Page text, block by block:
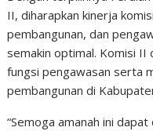
II, diharapkan kinerja
pembangunan, dan
semakin optimal. Komisi II
fungsi pengawasan serta
pembangunan di
“Semoga amanah ini